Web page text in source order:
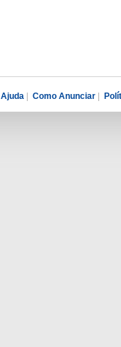
Ajuda | Como Anunciar |